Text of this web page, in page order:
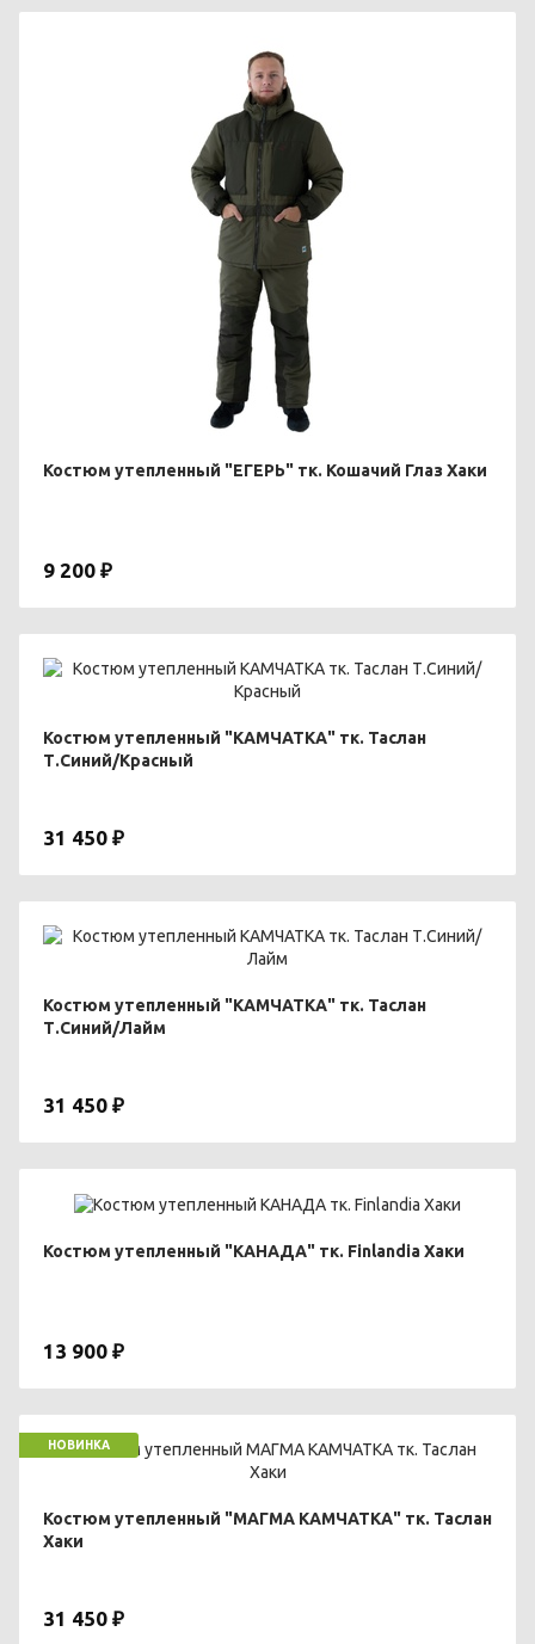
Костюм утепленный "ЕГЕРЬ" тк. Кошачий Глаз Хаки
9 200 ₽
Костюм утепленный "КАМЧАТКА" тк. Таслан
Т.Синий/Красный
31 450 ₽
Костюм утепленный "КАМЧАТКА" тк. Таслан
Т.Синий/Лайм
31 450 ₽
Костюм утепленный "КАНАДА" тк. Finlandia Хаки
13 900 ₽
НОВИНКА
Костюм утепленный "МАГМА КАМЧАТКА" тк. Таслан
Хаки
31 450 ₽